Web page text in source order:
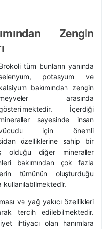
Zengin
Brokoli tüm bunların yanında
selenyum, potasyum ve
kalsiyum bakımından zengin
meyveler arasında
İçerdiği
mineraller sayesinde insan
için önemli
özelliklerine sahip bir
olduğu diğer mineraller
bakımından çok fazla
tümünün oluşturduğu
kullanılabilmektedir.
ve yağ yakıcı özellikleri
tercih edilebilmektedir.
ihtiyacı olan hanımlara